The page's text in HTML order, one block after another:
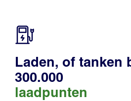
Laden, of tanken
300.000
laadpunten